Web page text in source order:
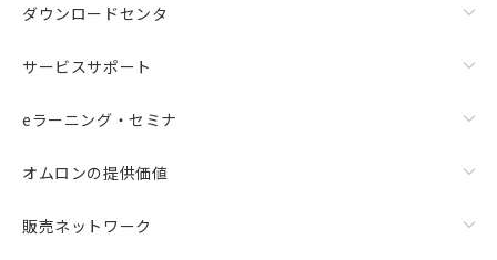
ダウンロードセンタ
サービスサポート
eラーニング・セミナ
オムロンの提供価値
販売ネットワーク